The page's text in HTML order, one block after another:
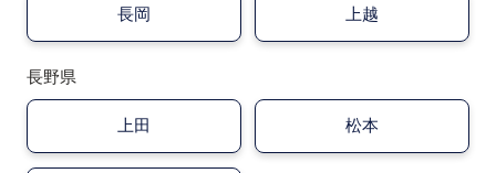
長岡 上越
長野県
上田 松本